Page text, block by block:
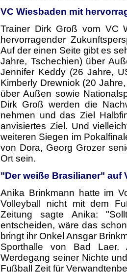
VC Wiesbaden mit
Trainer Dirk Groß vom VC
hervorragender
Auf der einen Seite gibt es
Jahre, Tschechien) über
Jennifer Keddy (26 Jahre,
Kimberly Drewniok (20
über Außen sowie
Dirk Groß werden die
nehmen und das Ziel
anvisiertes Ziel. Und
weiteren Siegen im
von Dora, Georg Grozer
Ort sein.
"Der weiße Brasilianer" auf
Anika Brinkmann hatte im
Volleyball nicht mit dem
Zeitung sagte Anika:
entscheiden, wäre das
bringt ihr Onkel Ansgar
Sporthalle von Bad Laer.
Werdegang seiner Nichte
Fußball Zeit für